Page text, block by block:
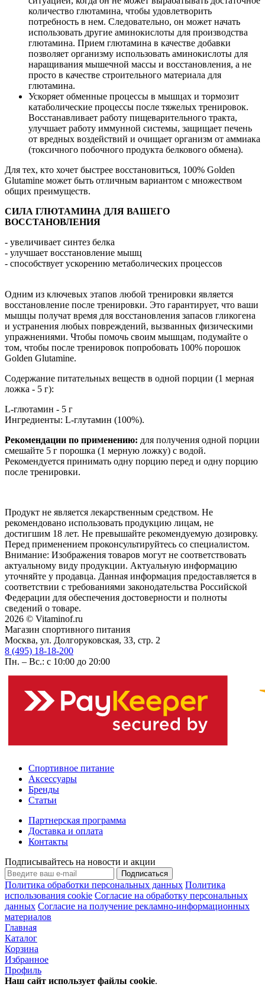
количество глютамина, чтобы удовлетворить
потребность в нем. Следовательно, он может начать
использовать другие аминокислоты для производства
глютамина. Прием глютамина в качестве добавки
позволяет организму использовать аминокислоты для
наращивания мышечной массы и восстановления, а не
просто в качестве строительного материала для
глютамина.
Ускоряет обменные процессы в мышцах и тормозит
катаболические процессы после тяжелых тренировок.
Восстанавливает работу пищеварительного тракта,
улучшает работу иммунной системы, защищает печень
от вредных воздействий и очищает организм от аммиака
(токсичного побочного продукта белкового обмена).
Для тех, кто хочет быстрее восстановиться, 100% Golden
Glutamine может быть отличным вариантом с множеством
общих преимуществ.
СИЛА ГЛЮТАМИНА ДЛЯ ВАШЕГО
ВОССТАНОВЛЕНИЯ
- увеличивает синтез белка
- улучшает восстановление мышц
- способствует ускорению метаболических процессов
Одним из ключевых этапов любой тренировки является
восстановление после тренировки. Это гарантирует, что ваши
мышцы получат время для восстановления запасов гликогена
и устранения любых повреждений, вызванных физическими
упражнениями. Чтобы помочь своим мышцам, подумайте о
том, чтобы после тренировок попробовать 100% порошок
Golden Glutamine.
Содержание питательных веществ в одной порции (1 мерная
ложка - 5 г):
L-глютамин - 5 г
Ингредиенты: L-глутамин (100%).
Рекомендации по применению: для получения одной порции
смешайте 5 г порошка (1 мерную ложку) с водой.
Рекомендуется принимать одну порцию перед и одну порцию
после тренировки.
Продукт не является лекарственным средством. Не
рекомендовано использовать продукцию лицам, не
достигшим 18 лет. Не превышайте рекомендуемую дозировку.
Перед применением проконсультируйтесь со специалистом.
Внимание: Изображения товаров могут не соответствовать
актуальному виду продукции. Актуальную информацию
уточняйте у продавца. Данная информация предоставляется в
соответствии с требованиями законодательства Российской
Федерации для обеспечения достоверности и полноты
сведений о товаре.
2026 © Vitaminof.ru
Магазин спортивного питания
Москва, ул. Долгоруковская, 33, стр. 2
8 (495) 18-18-200
Пн. – Вс.: с 10:00 до 20:00
Спортивное питание
Аксессуары
Бренды
Статьи
Партнерская программа
Доставка и оплата
Контакты
Подписывайтесь на новости и акции
Подписаться
Политика обработки персональных данных Политика
использования cookie Согласие на обработку персональных
данных Согласие на получение рекламно-информационных
материалов
Главная
Каталог
Корзина
Избранное
Профиль
Наш сайт использует файлы cookie.